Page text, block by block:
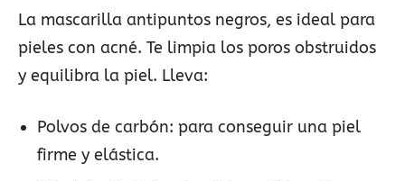
La mascarilla antipuntos negros, es ideal para
pieles con acné. Te limpia los poros obstruidos
y equilibra la piel. Lleva:
Polvos de carbón: para conseguir una piel
firme y elástica.